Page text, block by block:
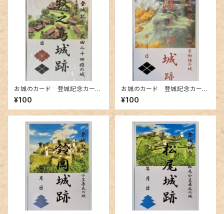
お城のカード 登城記念カー
ド 武田24将 馬場信春公
牧之島城跡A
¥100
お城のカード 登城記念カー
ド 武田信玄初陣の城 海ノ口
城跡A
¥100